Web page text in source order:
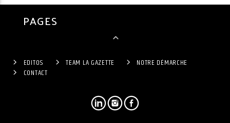
PAGES
EDITOS TEAM LA GAZETTE
NOTRE DÉMARCHE
CONTACT